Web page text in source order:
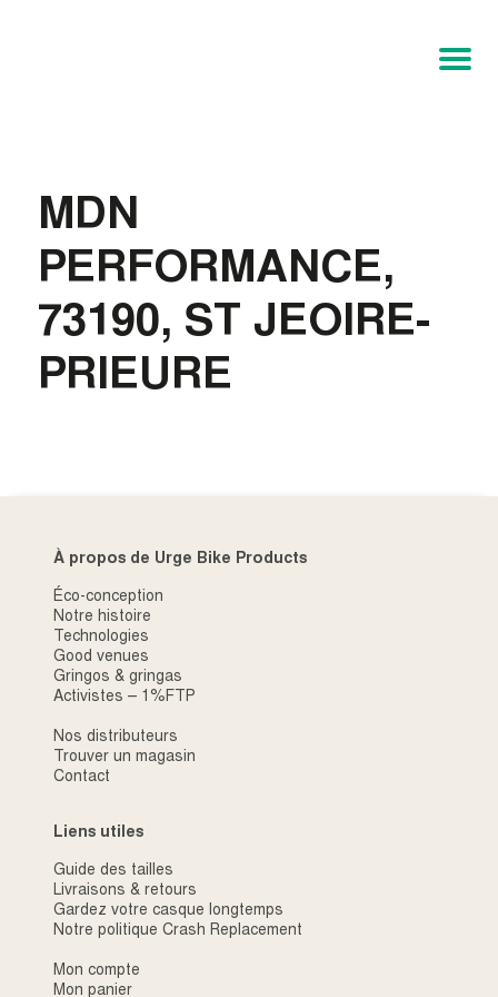
MDN
PERFORMANCE,
73190, ST JEOIRE-
PRIEURE
À propos de Urge Bike Products
Éco-conception
Notre histoire
Technologies
Good venues
Gringos & gringas
Activistes – 1%FTP
Nos distributeurs
Trouver un magasin
Contact
Liens utiles
Guide des tailles
Livraisons & retours
Gardez votre casque longtemps
Notre politique Crash Replacement
Mon compte
Mon panier